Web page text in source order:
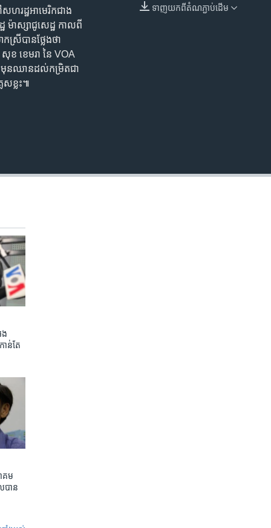
EMBED
ទាញ​យក​ពី​តំណភ្ជាប់​ដើម
រដ្ឋ​អាមេរិក​ជាង​
ម៉ាស្សាជូសេដ្ឋ ​កាលពី
ស្រី​បាន​ថ្លែងថា
ខេមរា ​នៃ​ VOA
មុនឈាន​ដល់​កម្រិត​ជា​
សខ្លះ៕
ង
ន់តែ​
គម​
បាន​